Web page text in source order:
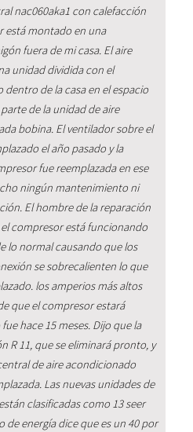
nac060aka1 con calefacción
está montado en una
fuera de mi casa. El aire
unidad dividida con el
de la casa en el espacio
de la unidad de aire
bobina. El ventilador sobre el
el año pasado y la
fue reemplazada en ese
ningún mantenimiento ni
El hombre de la reparación
compresor está funcionando
lo normal causando que los
se sobrecalienten lo que
los amperios más altos
que el compresor estará
hace 15 meses. Dijo que la
R 11, que se eliminará pronto, y
de aire acondicionado
Las nuevas unidades de
clasificadas como 13 seer
de energía dice que es un 40 por